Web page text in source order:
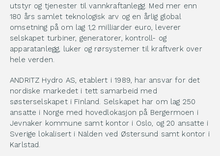
utstyr og tjenester til vannkraftanlegg. Med mer enn
180 års samlet teknologisk arv og en årlig global
omsetning på om lag 1,2 milliarder euro, leverer
selskapet turbiner, generatorer, kontroll- og
apparatanlegg, luker og rørsystemer til kraftverk over
hele verden.
ANDRITZ Hydro AS, etablert i 1989, har ansvar for det
nordiske markedet i tett samarbeid med
søsterselskapet i Finland. Selskapet har om lag 250
ansatte i Norge med hovedlokasjon på Bergermoen i
Jevnaker kommune samt kontor i Oslo, og 20 ansatte i
Sverige lokalisert i Nälden ved Østersund samt kontor i
Karlstad.